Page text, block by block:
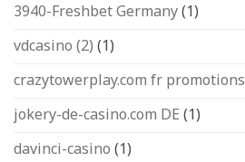
3940-Freshbet Germany(1)
vdcasino (2) (1)
crazytowerplay.com fr promotions
jokery-de-casino.com DE (1)
davinci-casino (1)